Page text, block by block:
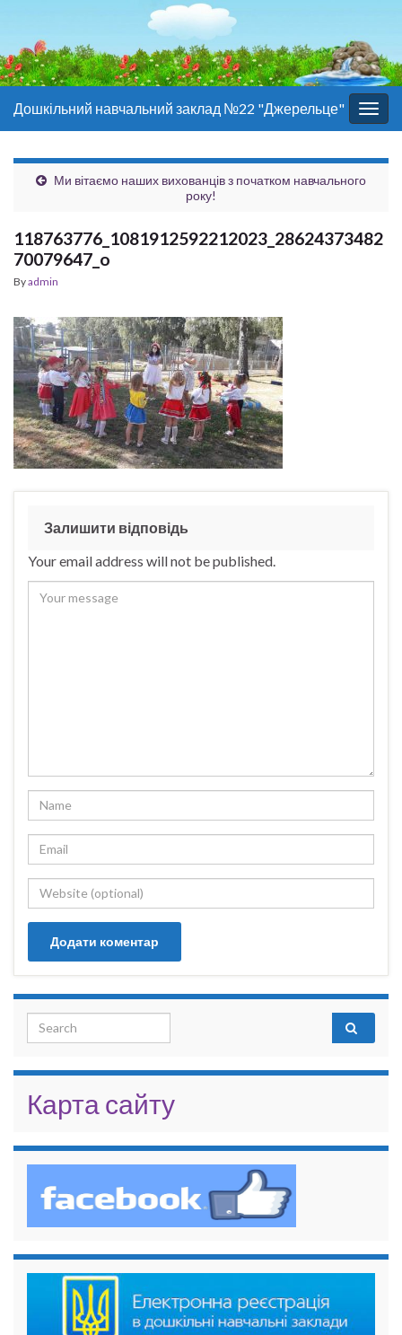
Дошкільний навчальний заклад №22 "Джерельце"
Ми вітаємо наших вихованців з початком навчального
року!
118763776_1081912592212023_28624373482
70079647_o
Byadmin
Залишити відповідь
Your email address will not be published.
Search for:
Карта сайту